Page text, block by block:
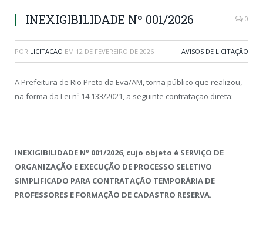
INEXIGIBILIDADE Nº 001/2026 0
POR LICITACAO EM 12 DE FEVEREIRO DE 2026 AVISOS DE LICITAÇÃO
A Prefeitura de Rio Preto da Eva/AM, torna público que realizou,
na forma da Lei n⁰ 14.133/2021, a seguinte contratação direta:
INEXIGIBILIDADE Nº 001/2026, cujo objeto é SERVIÇO DE
ORGANIZAÇÃO E EXECUÇÃO DE PROCESSO SELETIVO
SIMPLIFICADO PARA CONTRATAÇÃO TEMPORÁRIA DE
PROFESSORES E FORMAÇÃO DE CADASTRO RESERVA.